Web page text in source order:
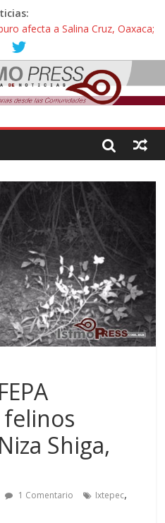
afecta a Salina Cruz, Oaxaca;
Marqués denuncian daños de
por la Universidad Bienestar de
tras amparo
Leyva se reúnen con titular de
Oaxaca de nuevo despojo de su
detienen la extracción ilegal de
Shiga,
1 Comentario Ixtepec,